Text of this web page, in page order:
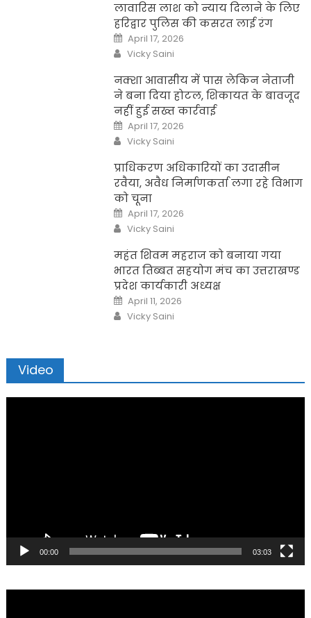
लावारिस लाश को न्याय दिलाने के लिए
हरिद्वार पुलिस की कसरत लाई रंग
Posted
on
April 17, 2026
Author
Vicky Saini
नक्शा आवासीय में पास लेकिन नेताजी
ने बना दिया होटल, शिकायत के बावजूद
नहीं हुई सख्त कार्रवाई
Posted
on
April 17, 2026
Author
Vicky Saini
प्राधिकरण अधिकारियों का उदासीन
रवैया, अवैध निर्माणकर्ता लगा रहे विभाग
को चूना
Posted
on
April 17, 2026
Author
Vicky Saini
महंत शिवम महराज को बनाया गया
भारत तिब्बत सहयोग मंच का उत्तराखण्ड
प्रदेश कार्यकारी अध्यक्ष
Posted
on
April 11, 2026
Author
Vicky Saini
Video
00:00 03:03